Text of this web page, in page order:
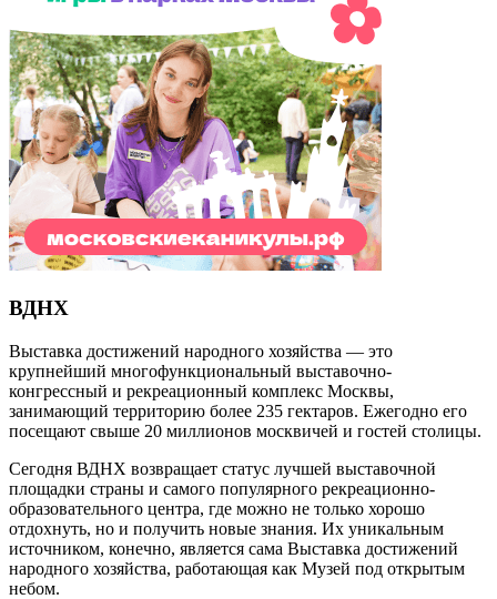
ВДНХ
Выставка достижений народного хозяйства — это
крупнейший многофункциональный выставочно-
конгрессный и рекреационный комплекс Москвы,
занимающий территорию более 235 гектаров. Ежегодно его
посещают свыше 20 миллионов москвичей и гостей столицы.
Сегодня ВДНХ возвращает статус лучшей выставочной
площадки страны и самого популярного рекреационно-
образовательного центра, где можно не только хорошо
отдохнуть, но и получить новые знания. Их уникальным
источником, конечно, является сама Выставка достижений
народного хозяйства, работающая как Музей под открытым
небом.